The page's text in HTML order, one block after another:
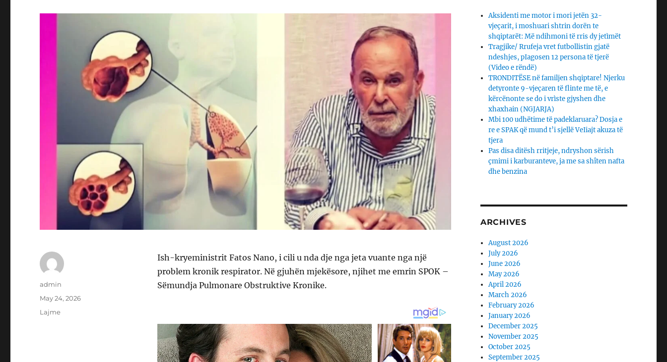
Ish-kryeministrit Fatos Nano, i cili u nda dje nga jeta vuante nga një
problem kronik respirator. Në gjuhën mjekësore, njihet me emrin SPOK –
Sëmundja Pulmonare Obstruktive Kronike.
Author
admin
Posted
May 24, 2026
Categories
Lajme
Aksidenti me motor i mori jetën 32-
vjeçarit, i moshuari shtrin dorën te
shqiptarët: Më ndihmoni të rris dy jetìmët
Tragjike/ Rrufeja vret futbollistin gjatë
ndeshjes, pIagosen 12 persona të tjerë
(Video e rëndë)
TRONDITËSE në familjen shqiptare! Njerku
detyronte 9-vjeçaren të flinte me të, e
kërcënonte se do i vrìste gjyshen dhe
xhaxhain (NGJARJA)
Mbi 100 udhëtime të padeklaruara? Dosja e
re e SPAK që mund t’i sjellë VeIiajt akuza të
tjera
Pas disa ditësh rritjeje, ndryshon sërish
çmimi i karburanteve, ja me sa shîten nafta
dhe benzina
ARCHIVES
August 2026
July 2026
June 2026
May 2026
April 2026
March 2026
February 2026
January 2026
December 2025
November 2025
October 2025
September 2025